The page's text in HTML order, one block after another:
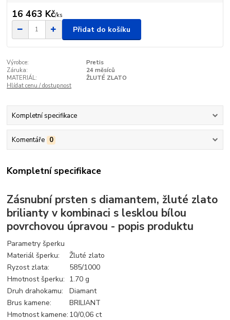
16 463 Kč/ks
Přidat do košíku
Výrobce:
Pretis
Záruka:
24 měsíců
MATERIÁL:
ŽLUTÉ ZLATO
Hlídat cenu / dostupnost
Kompletní specifikace
Komentáře 0
Kompletní specifikace
Zásnubní prsten s diamantem, žluté zlato
brilianty v kombinaci s lesklou bílou
povrchovou úpravou - popis produktu
Parametry šperku
Materiál šperku:
Žluté zlato
Ryzost zlata:
585/1000
Hmotnost šperku: 1.70 g
Druh drahokamu:
Diamant
Brus kamene:
BRILIANT
Hmotnost kamene: 10/0,06 ct